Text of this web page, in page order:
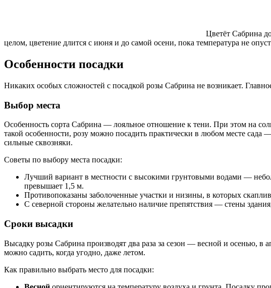
Цветёт Сабрина
целом, цветение длится с июня и до самой осени, пока температура не
Особенности посадки
Никаких особых сложностей с посадкой розы Сабрина не возникает.
Выбор места
Особенность сорта Сабрина — лояльное отношение к тени. При этом на
такой особенности, розу можно посадить практически в любом месте
сильные сквозняки.
Советы по выбору места посадки:
Лучший вариант в местности с высокими грунтовыми водами —
превышает 1,5 м.
Противопоказаны заболоченные участки и низины, в которых
С северной стороны желательно наличие препятствия — стены
Сроки высадки
Высадку розы Сабрина производят два раза за сезон — весной и осенью, в
можно садить, когда угодно, даже летом.
Как правильно выбрать место для посадки: